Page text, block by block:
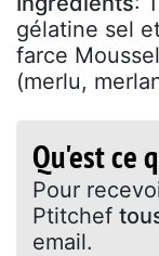
gélatine sel
farce
(merlu,
Qu'est ce
Pour
Ptitchef
email.